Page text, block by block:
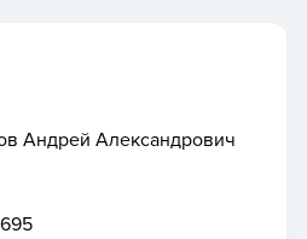
Андрей Александрович